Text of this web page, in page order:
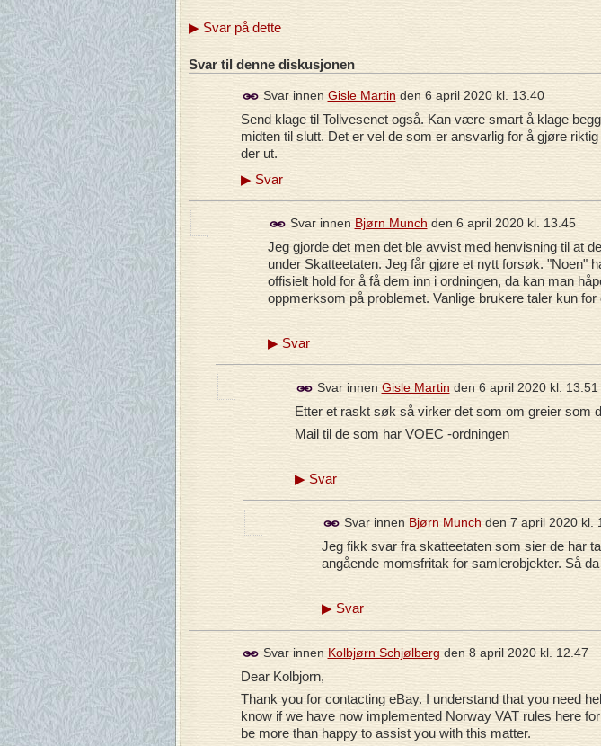
▶Svar på dette
Svar til denne diskusjonen
Svar innen Gisle Martin den 6 april 2020 kl. 13.40
Send klage til Tollvesenet også. Kan være smart å klage
midten til slutt. Det er vel de som er ansvarlig for å gjøre
der ut.
▶Svar
Svar innen Bjørn Munch den 6 april 2020 kl. 13.45
Jeg gjorde det men det ble avvist med henvisning til at
under Skatteetaten. Jeg får gjøre et nytt forsøk. "Noen"
offisielt hold for å få dem inn i ordningen, da kan man
oppmerksom på problemet. Vanlige brukere taler kun
▶Svar
Svar innen Gisle Martin den 6 april 2020 kl. 13.51
Etter et raskt søk så virker det som om greier som
Mail til de som har VOEC -ordningen
▶Svar
Svar innen Bjørn Munch den 7 april 2020 kl.
Jeg fikk svar fra skatteetaten som sier de har
angående momsfritak for samlerobjekter. Så
▶Svar
Svar innen Kolbjørn Schjølberg den 8 april 2020 kl. 12.47
Dear Kolbjorn,
Thank you for contacting eBay. I understand that you need
know if we have now implemented Norway VAT rules here
be more than happy to assist you with this matter.